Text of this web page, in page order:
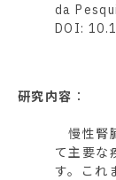
da
DOI:
研究内容 ：
慢性腎
て主要な
す。これ